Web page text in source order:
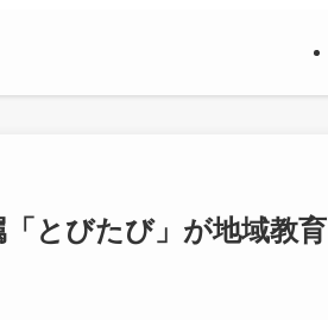
とびたび」が地域教育